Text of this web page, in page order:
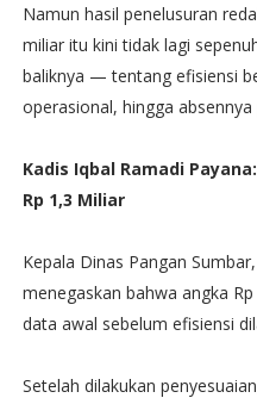
Namun hasil penelusuran
miliar itu kini tidak lagi
baliknya — tentang efisiensi
operasional, hingga
Kadis Iqbal Ramadi
Rp 1,3 Miliar
Kepala Dinas Pangan
menegaskan bahwa angka
data awal sebelum efisiensi
Setelah dilakukan